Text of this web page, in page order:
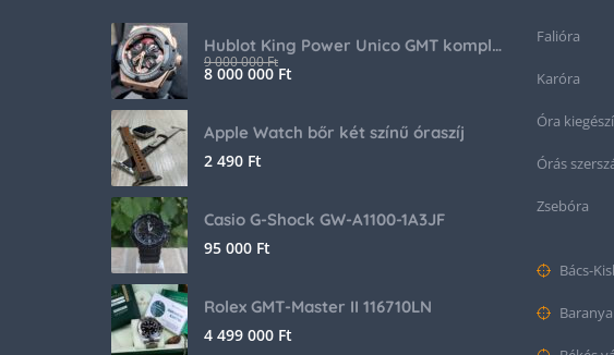
Hublot King Power Unico GMT komplett rózsaarany
9 000 000Ft
8 000 000Ft
Apple Watch bőr két színű óraszíj
2 490 Ft
Casio G-Shock GW-A1100-1A3JF
95 000 Ft
Rolex GMT-Master II 116710LN
4 499 000 Ft
Falióra
Karóra
Óra
Órás
Zsebóra
Bács-